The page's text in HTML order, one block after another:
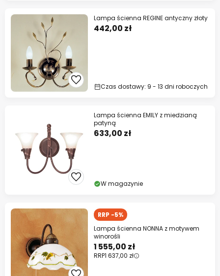
Lampa ścienna REGINE antyczny złoty
442,00 zł
Czas dostawy: 9 - 13 dni roboczych
Lampa ścienna EMILY z miedzianą
patyną
633,00 zł
W magazynie
RRP -5%
Lampa ścienna NONNA z motywem
winorośli
1 555,00 zł
RRP1 637,00 zł